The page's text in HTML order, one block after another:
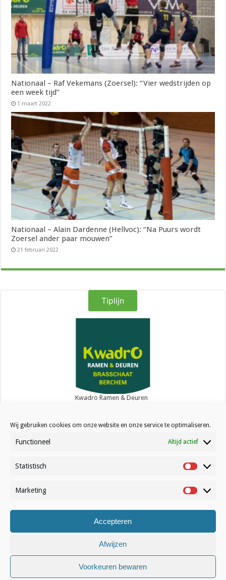
Wij gebruiken cookies om onze website en onze service te optimaliseren.
Functioneel Altijd actief
Statistisch Statistisch
Marketing
Accepteren
Afwijzen
Voorkeuren bewaren
Nationaal – Raf Vekemans (Zoersel): “Vier wedstrijden op
een week tijd”
1 maart 2022
Nationaal – Alain Dardenne (Hellvoc): “Na Puurs wordt
Zoersel ander paar mouwen”
21 februari 2022
Tiplijn
Kwadro Ramen & Deuren
Contact
© Volleynews.be2026
Algemene voorwaarden|Privacy
Français Nederlands